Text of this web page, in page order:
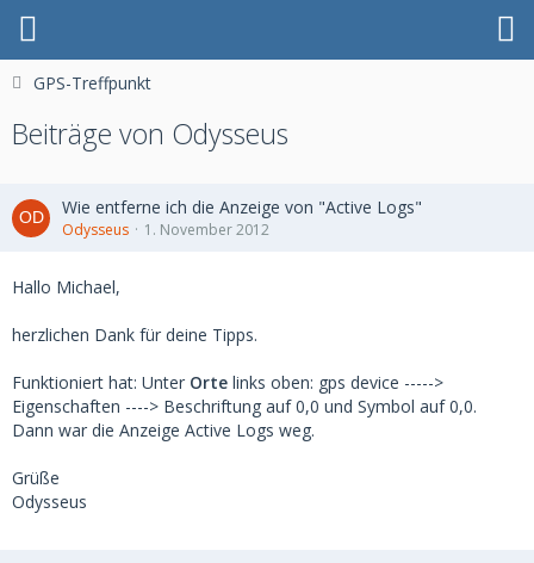
GPS-Treffpunkt
Beiträge von Odysseus
Wie entferne ich die Anzeige von "Active Logs"
Odysseus 1. November 2012
Hallo Michael,
herzlichen Dank für deine Tipps.
Funktioniert hat: Unter Orte links oben: gps device ----->
Eigenschaften ----> Beschriftung auf 0,0 und Symbol auf 0,0.
Dann war die Anzeige Active Logs weg.
Grüße
Odysseus